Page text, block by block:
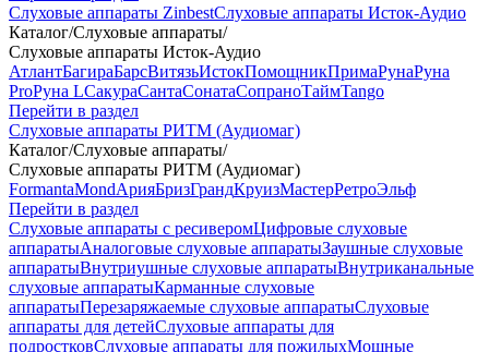
Слуховые аппараты ZinbestСлуховые аппараты Исток-Аудио
Каталог/Слуховые аппараты/
Слуховые аппараты Исток-Аудио
АтлантБагираБарсВитязьИстокПомощникПримаРунаРуна
ProРуна LСакураСантаСонатаСопраноТаймTango
Перейти в раздел
Слуховые аппараты РИТМ (Аудиомаг)
Каталог/Слуховые аппараты/
Слуховые аппараты РИТМ (Аудиомаг)
FormantaMondАрияБризГрандКруизМастерРетроЭльф
Перейти в раздел
Слуховые аппараты с ресиверомЦифровые слуховые
аппаратыАналоговые слуховые аппаратыЗаушные слуховые
аппаратыВнутриушные слуховые аппаратыВнутриканальные
слуховые аппаратыКарманные слуховые
аппаратыПерезаряжаемые слуховые аппаратыСлуховые
аппараты для детейСлуховые аппараты для
подростковСлуховые аппараты для пожилыхМощные